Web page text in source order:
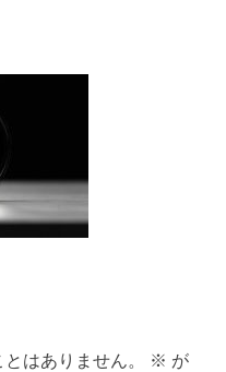
はありません。 ※ が